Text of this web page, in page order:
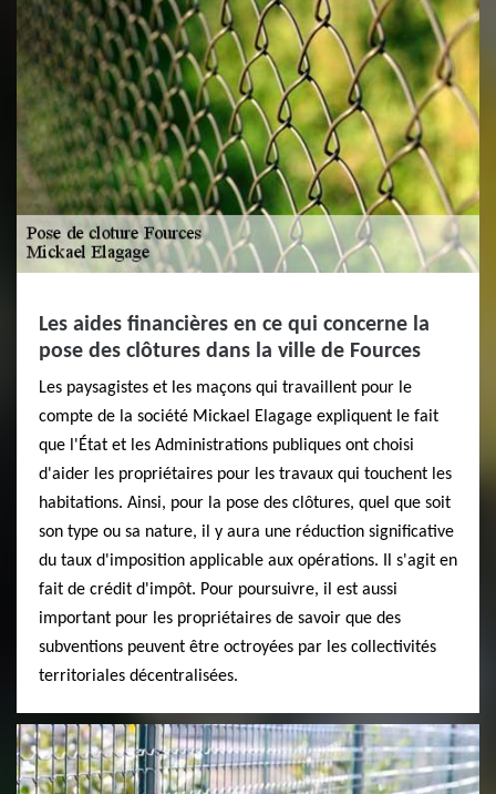
Les aides financières en ce qui concerne la
pose des clôtures dans la ville de Fources
Les paysagistes et les maçons qui travaillent pour le
compte de la société Mickael Elagage expliquent le fait
que l'État et les Administrations publiques ont choisi
d'aider les propriétaires pour les travaux qui touchent les
habitations. Ainsi, pour la pose des clôtures, quel que soit
son type ou sa nature, il y aura une réduction significative
du taux d'imposition applicable aux opérations. Il s'agit en
fait de crédit d'impôt. Pour poursuivre, il est aussi
important pour les propriétaires de savoir que des
subventions peuvent être octroyées par les collectivités
territoriales décentralisées.